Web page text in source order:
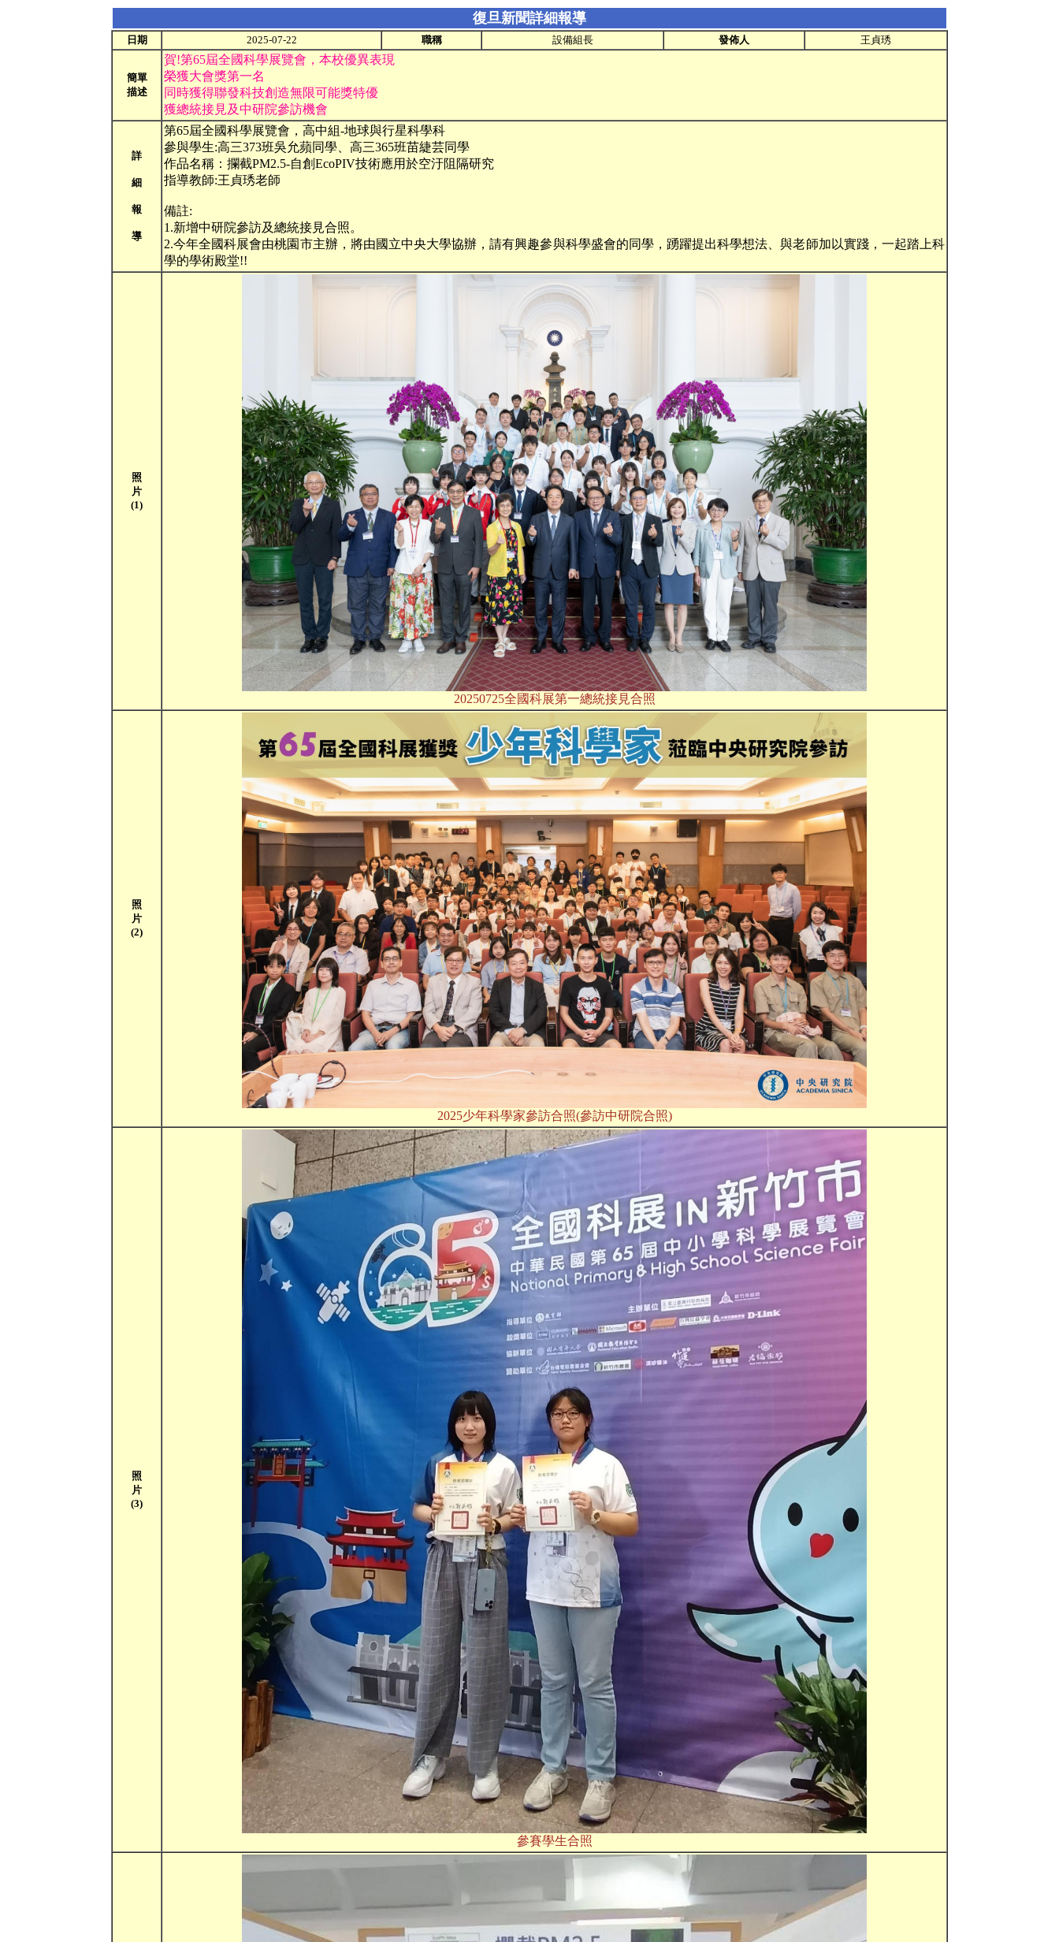
復旦新聞詳細報導
日期 2025-07-22 職稱 設備組長 發佈人 王貞琇
簡單
描述
賀!第65屆全國科學展覽會，本校優異表現
榮獲大會獎第一名
同時獲得聯發科技創造無限可能獎特優
獲總統接見及中研院參訪機會
詳
細
報
導
第65屆全國科學展覽會，高中組-地球與行星科學科
參與學生:高三373班吳允蘋同學、高三365班苗緁芸同學
作品名稱：攔截PM2.5-自創EcoPIV技術應用於空汙阻隔研究
指導教師:王貞琇老師
備註:
1.新增中研院參訪及總統接見合照。
2.今年全國科展會由桃園市主辦，將由國立中央大學協辦，請有興趣參與科學盛會的同學，踴躍提出科學想法、與老師加以實踐，一起踏上科
學的學術殿堂!!
照
片
(1)
20250725全國科展第一總統接見合照
照
片
(2)
2025少年科學家參訪合照(參訪中研院合照)
照
片
(3)
參賽學生合照